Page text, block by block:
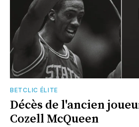
BETCLIC ÉLITE
Décès de l'ancien
Cozell McQueen